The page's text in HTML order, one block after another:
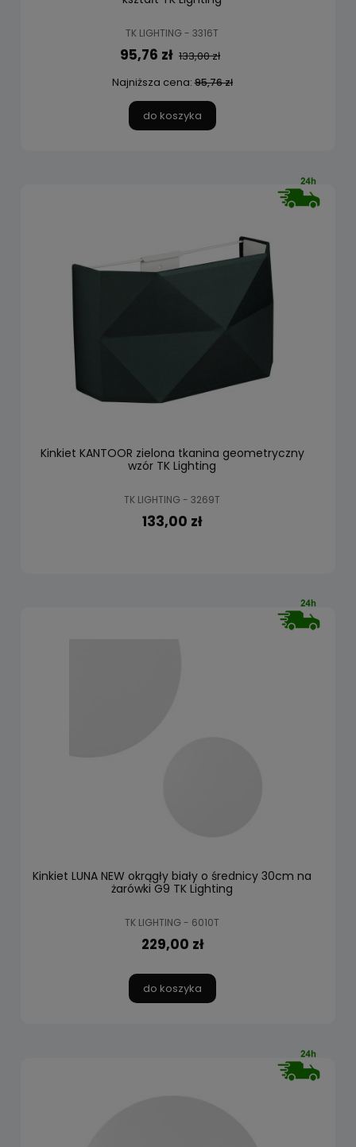
TK LIGHTING - 3316T
95,76 zł 133,00 zł
Najniższa cena:95,76 zł
do koszyka
Kinkiet KANTOOR zielona tkanina geometryczny
wzór TK Lighting
TK LIGHTING - 3269T
133,00 zł
Kinkiet LUNA NEW okrągły biały o średnicy 30cm na
żarówki G9 TK Lighting
TK LIGHTING - 6010T
229,00 zł
do koszyka